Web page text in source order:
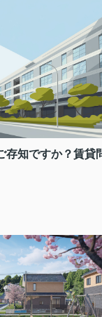
存知ですか？賃貸